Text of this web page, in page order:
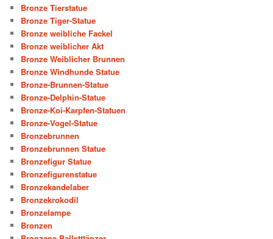
Bronze Tierstatue
Bronze Tiger-Statue
Bronze weibliche Fackel
Bronze weiblicher Akt
Bronze Weiblicher Brunnen
Bronze Windhunde Statue
Bronze-Brunnen-Statue
Bronze-Delphin-Statue
Bronze-Koi-Karpfen-Statuen
Bronze-Vogel-Statue
Bronzebrunnen
Bronzebrunnen Statue
Bronzefigur Statue
Bronzefigurenstatue
Bronzekandelaber
Bronzekrokodil
Bronzelampe
Bronzen